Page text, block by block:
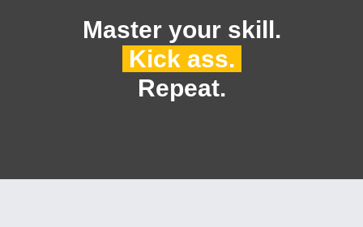
Master your skill.
Kick ass.
Repeat.